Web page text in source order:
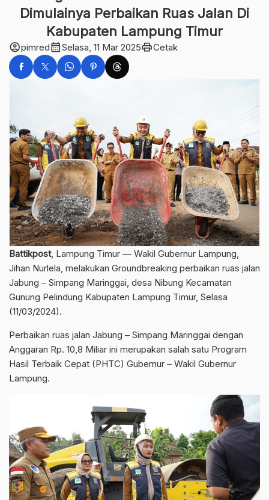
Dimulainya Perbaikan Ruas Jalan Di
Kabupaten Lampung Timur
account_circlepimredcalendar_monthSelasa, 11 Mar 2025printCetak
Battikpost, Lampung Timur — Wakil Gubernur Lampung,
Jihan Nurlela, melakukan Groundbreaking perbaikan ruas jalan
Jabung – Simpang Maringgai, desa Nibung Kecamatan
Gunung Pelindung Kabupaten Lampung Timur, Selasa
(11/03/2024).
Perbaikan ruas jalan Jabung – Simpang Maringgai dengan
Anggaran Rp. 10,8 Miliar ini merupakan salah satu Program
Hasil Terbaik Cepat (PHTC) Gubernur – Wakil Gubernur
Lampung.